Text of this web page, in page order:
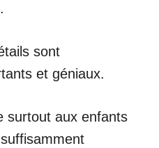
sont
et géniaux.
surtout aux enfants